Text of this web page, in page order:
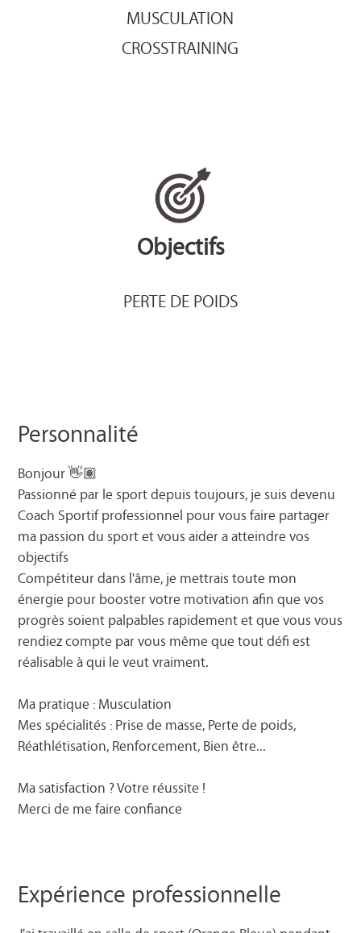
MUSCULATION
CROSSTRAINING
Objectifs
PERTE DE POIDS
Personnalité
Bonjour 👋🏽
Passionné par le sport depuis toujours, je suis devenu
Coach Sportif professionnel pour vous faire partager
ma passion du sport et vous aider a atteindre vos
objectifs
Compétiteur dans l'âme, je mettrais toute mon
énergie pour booster votre motivation afin que vos
progrès soient palpables rapidement et que vous vous
rendiez compte par vous même que tout défi est
réalisable à qui le veut vraiment.
Ma pratique : Musculation
Mes spécialités : Prise de masse, Perte de poids,
Réathlétisation, Renforcement, Bien être...
Ma satisfaction ? Votre réussite !
Merci de me faire confiance
Expérience professionnelle